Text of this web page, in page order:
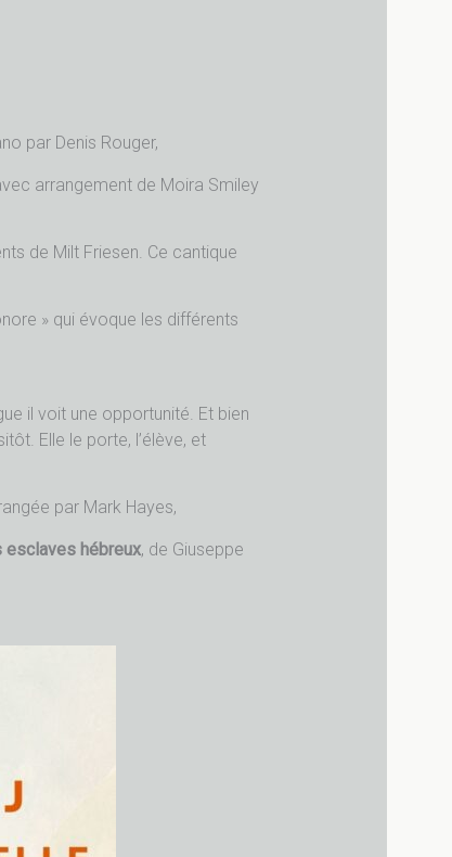
par Denis Rouger,
arrangement de Moira Smiley
de Milt Friesen. Ce cantique
» qui évoque les différents
il voit une opportunité. Et bien
Elle le porte, l’élève, et
par Mark Hayes,
esclaves hébreux, de Giuseppe